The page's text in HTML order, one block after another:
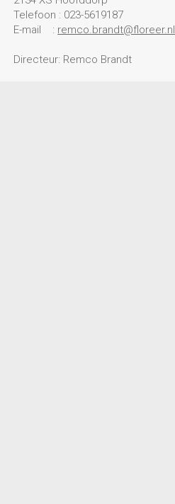
Telefoon : 023-5619187
E-mail : remco.brandt@floreer.nl
Directeur: Remco Brandt